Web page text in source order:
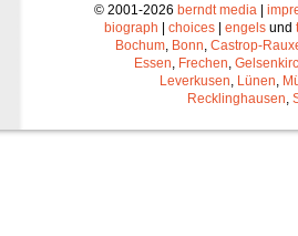
© 2001-2026 berndt media |
biograph | choices | engels und
Bochum Bonn Castrop-
Essen Frechen
Leverkusen Lünen
Recklinghausen